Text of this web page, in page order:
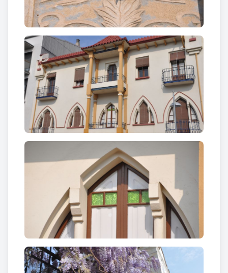
l’avinguda Catalunya. D’aquí n’hem d’esmentar les
obertures inferiors suspeses sobre arcs de mig
punt, el de la finestra ajudat per dues columnes
simulant una finestra geminada i dues falses
mènsules còniques, i les obertures superiors,
suportades per uns arcs escalonats que condueixen
a dos petits terrats amb barana de ferro forjat.
També hem de fer referència a les
rajoles de
ceràmica blavosaque s’escalonen sobre les portes
del primer pis, i que dirigeixen la mirada de
l’observador al capcer que corona la façana, que
recorda als frontons barrocs.